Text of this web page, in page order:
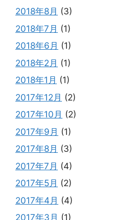
2018年8月 (3)
2018年7月 (1)
2018年6月 (1)
2018年2月 (1)
2018年1月 (1)
2017年12月 (2)
2017年10月 (2)
2017年9月 (1)
2017年8月 (3)
2017年7月 (4)
2017年5月 (2)
2017年4月 (4)
2017年3月 (1)